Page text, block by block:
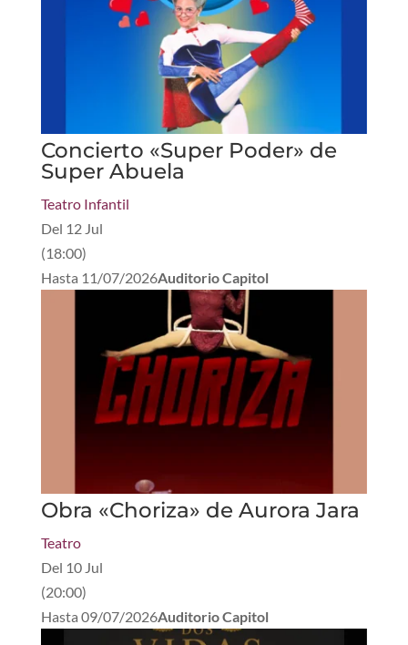
Concierto «Super Poder» de
Super Abuela
Teatro Infantil
Del 12 Jul
(18:00)
Hasta 11/07/2026Auditorio Capitol
Obra «Choriza» de Aurora Jara
Teatro
Del 10 Jul
(20:00)
Hasta 09/07/2026Auditorio Capitol